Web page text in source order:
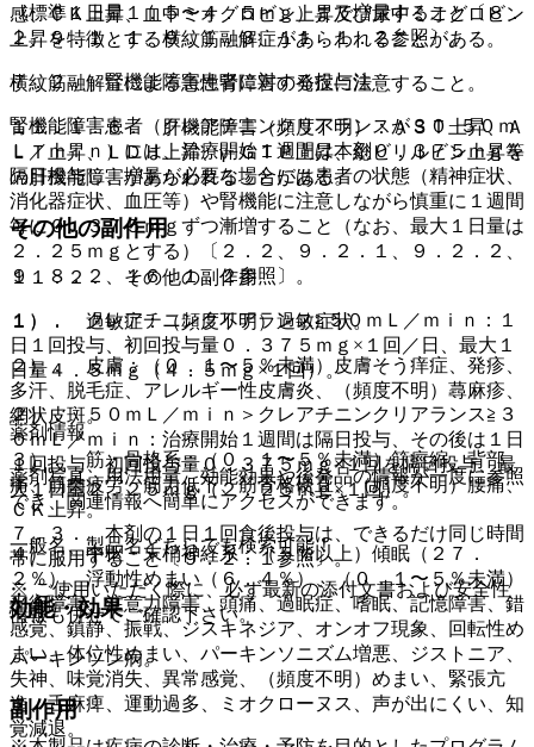
感、ＣＫ上昇、血中ミオグロビン上昇及び尿中ミオグロビン
上昇を特徴とする横紋筋融解症があらわれることがある。
横紋筋融解症による急性腎障害の発症に注意すること。
１１．１．６． 肝機能障害（頻度不明）：ＡＳＴ上昇、Ａ
ＬＴ上昇、ＬＤＨ上昇、γ−ＧＴＰ上昇、総ビリルビン上昇等
の肝機能障害があらわれることがある。
その他の副作用
１１．２． その他の副作用
１）． 過敏症：（頻度不明）過敏症状。
２）． 皮膚：（０．１〜５％未満）皮膚そう痒症、発疹、
多汗、脱毛症、アレルギー性皮膚炎、（頻度不明）蕁麻疹、
網状皮斑。
３）． 筋・骨格系：（０．１〜５％未満）筋痙縮、背部
痛、筋肉疲労、筋力低下、筋骨格硬直、（頻度不明）腰痛、
ＣＫ上昇。
４）． 中枢・末梢神経系：（５％以上）傾眠（２７．
２％）、浮動性めまい（６．４％）、（０．１〜５％未満）
平衡障害、注意力障害、頭痛、過眠症、嗜眠、記憶障害、錯
感覚、鎮静、振戦、ジスキネジア、オンオフ現象、回転性め
まい、体位性めまい、パーキンソニズム増悪、ジストニア、
失神、味覚消失、異常感覚、（頻度不明）めまい、緊張亢
進、舌麻痺、運動過多、ミオクローヌス、声が出にくい、知
覚減退。
（標準１日量１．５〜４．５ｍｇ）まで増量すること〔８．
２、９．１．１、９．１．３、１１．１．２参照〕。
７．２． 腎機能障害患者に対する投与法
腎機能障害患者（クレアチニンクリアランスが３０−５０ｍ
Ｌ／ｍｉｎ）には、治療開始１週間は本剤０．３７５ｍｇを
隔日投与し、増量が必要な場合には患者の状態（精神症状、
消化器症状、血圧等）や腎機能に注意しながら慎重に１週間
毎に０．３７５ｍｇずつ漸増すること（なお、最大１日量は
２．２５ｍｇとする）〔２．２、９．２．１、９．２．２、
９．８．２、１６．１．２参照〕。
１）． クレアチニンクリアランス≧５０ｍＬ／ｍｉｎ：１
日１回投与、初回投与量０．３７５ｍｇ×１回／日、最大１
日量４．５ｍｇ（４．５ｍｇ×１回）。
２）． ５０ｍＬ／ｍｉｎ＞クレアチニンクリアランス≧３
０ｍＬ／ｍｉｎ：治療開始１週間は隔日投与、その後は１日
１回投与、初回投与量０．３７５ｍｇ×１回を隔日投与、最
大１日量２．２５ｍｇ（２．２５ｍｇ×１回）。
７．３． 本剤の１日１回食後投与は、できるだけ同じ時間
帯に服用すること〔９．２．１参照〕。
効能・効果
パーキンソン病。
副作用
薬剤情報
薬剤写真、用法用量、効能効果や後発品の情報が一度に参照
でき、関連情報へ簡単にアクセスができます。
一般名、製品名どちらでも検索可能！
※ ご使用いただく際に、必ず最新の添付文書および安全性
情報も併せてご確認下さい。